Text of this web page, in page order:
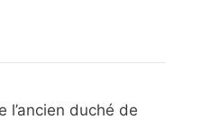
l’ancien duché de